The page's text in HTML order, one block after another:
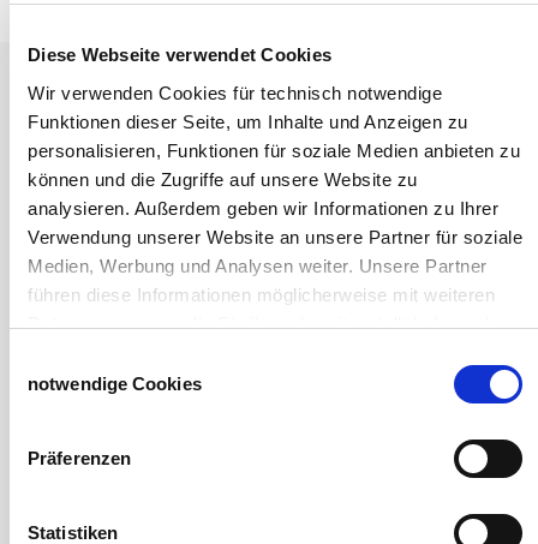
Diese Webseite verwendet Cookies
Wir verwenden Cookies für technisch notwendige
Funktionen dieser Seite, um Inhalte und Anzeigen zu
personalisieren, Funktionen für soziale Medien anbieten zu
können und die Zugriffe auf unsere Website zu
analysieren. Außerdem geben wir Informationen zu Ihrer
Verwendung unserer Website an unsere Partner für soziale
Medien, Werbung und Analysen weiter. Unsere Partner
führen diese Informationen möglicherweise mit weiteren
Daten zusammen, die Sie ihnen bereitgestellt haben oder
haben.
notwendige Cookies
Präferenzen
Statistiken
Weideunterstand groß
Wasserversorgung für Weidetiere
Euronetz
Zubereitung Melasseschnitzel für Pferde
Hobby-Farming
Grundlagen der Hühnerhaltung
Tiere Landwirtschaft
Milchfieberprophylaxe
Windschutznetze für Reithallen